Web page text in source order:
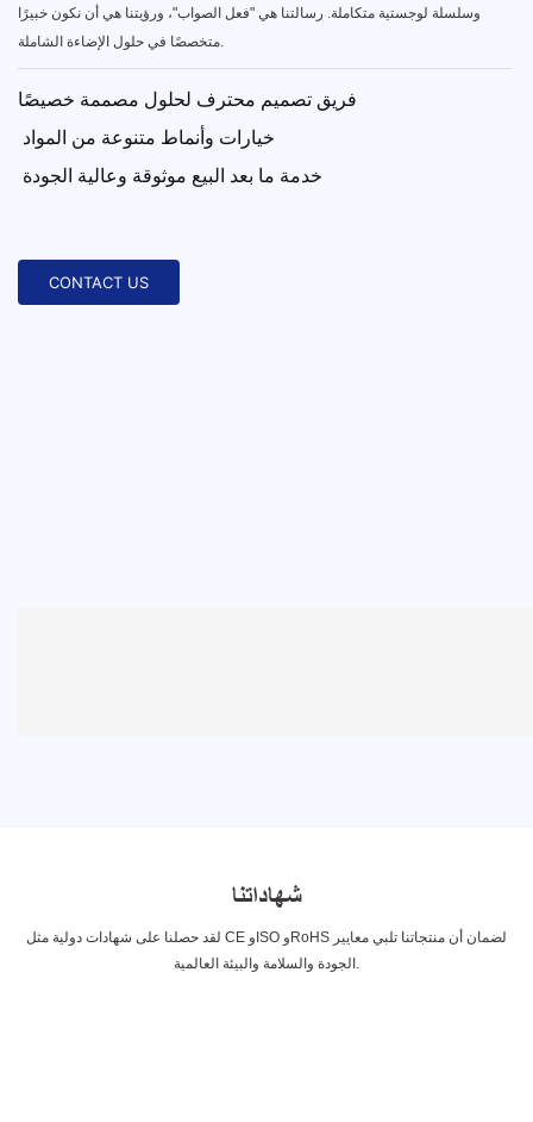
وسلسلة لوجستية متكاملة. رسالتنا هي "فعل الصواب"، ورؤيتنا هي أن نكون خبيرًا
متخصصًا في حلول الإضاءة الشاملة.
فريق تصميم محترف لحلول مصممة خصيصًا
خيارات وأنماط متنوعة من المواد
خدمة ما بعد البيع موثوقة وعالية الجودة
CONTACT US
شهاداتنا
لقد حصلنا على شهادات دولية مثل CE وISO وRoHS لضمان أن منتجاتنا تلبي معايير
الجودة والسلامة والبيئة العالمية.